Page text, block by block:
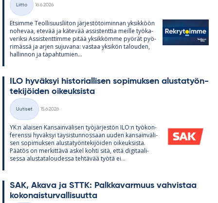
Kategoriat
Liitto
16.6.2026
Et­simme Teol­li­suus­lii­ton jär­jes­tö­toi­min­nan yk­sik­köön
no­he­vaa, ete­vää ja kä­te­vää as­sis­tent­tia meille työ­ka­
ve­riksi As­sis­tent­timme pi­tää yk­sik­kömme pyö­rät pyö­
ri­mässä ja ar­jen su­ju­vana: vas­taa yk­si­kön ta­lou­den,
hal­lin­non ja ta­pah­tu­mien...
ILO hy­väk­syi his­to­rial­li­sen so­pi­muk­sen alus­ta­työn­
te­ki­jöi­den oi­keuk­sista
Kategoriat
Uutiset
15.6.2026
YK:n alai­sen Kan­sain­vä­li­sen työ­jär­jes­tön ILO:n työ­kon­
fe­renssi hy­väk­syi täy­sis­tun­nos­saan uu­den kan­sain­vä­li­
sen so­pi­muk­sen alus­ta­työn­te­ki­jöi­den oi­keuk­sista.
Pää­tös on mer­kit­tävä as­kel kohti sitä, että di­gi­taa­li­
sessa alus­ta­ta­lou­dessa teh­tä­vää työtä ei...
SAK, Akava ja STTK: Palk­ka­var­muus vah­vis­taa
ko­ko­nais­tur­val­li­suutta